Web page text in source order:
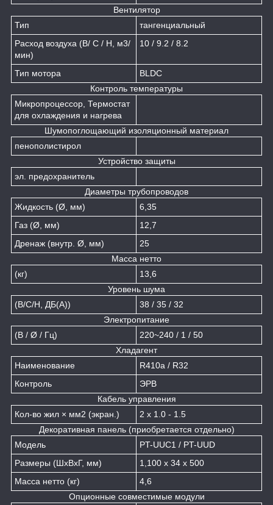
Вентилятор
Тип
тангенциальный
Расход воздуха (В/ С / Н, м3/
мин)
10 / 9.2 / 8.2
Тип мотора
BLDC
Контроль температуры
Микропроцессор, Термостат
для охлаждения и нагрева
Шумопоглощающий изоляционный материал
пенополистирол
Устройство защиты
эл. предохранитель
Диаметры трубопроводов
Жидкость (Ø, мм)
6,35
Газ (Ø, мм)
12,7
Дренаж (внутр. Ø, мм)
25
Масса нетто
(кг)
13,6
Уровень шума
(В/С/Н, ДБ(А))
38 / 35 / 32
Электропитание
(В / Ø / Гц)
220~240 / 1 / 50
Хладагент
Наименование
R410a / R32
Контроль
ЭРВ
Кабель управления
Кол-во жил × мм2 (экран.)
2 х 1.0 - 1.5
Декоративная панель (приобретается отдельно)
Модель
PT-UUC1 / PT-UUD
Размеры (ШxВxГ, мм)
1,100 x 34 x 500
Масса нетто (кг)
4,6
Опционные совместимые модули